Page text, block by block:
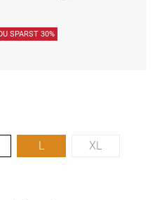
SPARST 30%
L XL